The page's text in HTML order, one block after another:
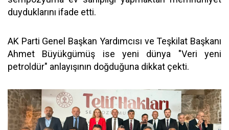
duyduklarını ifade etti.
AK Parti Genel Başkan Yardımcısı ve Teşkilat Başkanı
Ahmet Büyükgümüş ise yeni dünya "Veri yeni
petroldür" anlayışının doğduğuna dikkat çekti.